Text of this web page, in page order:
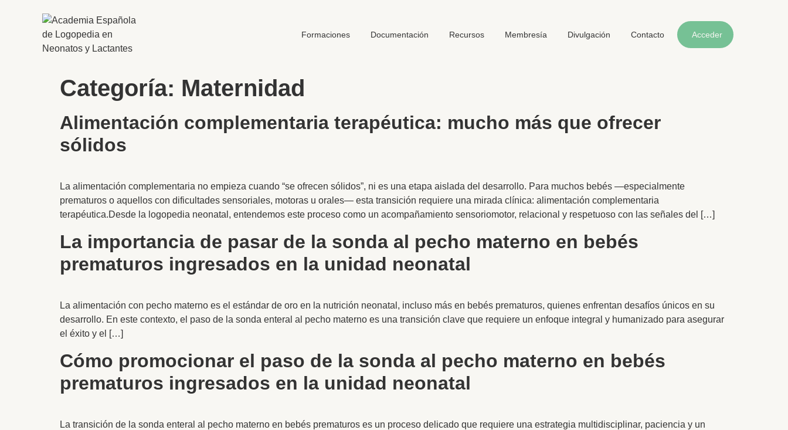
Formaciones Documentación Recursos Membresía Divulgación Contacto Acceder
Categoría: Maternidad
Alimentación complementaria terapéutica: mucho más que ofrecer
sólidos
La alimentación complementaria no empieza cuando “se ofrecen sólidos”, ni es una etapa aislada del desarrollo. Para muchos bebés —especialmente
prematuros o aquellos con dificultades sensoriales, motoras u orales— esta transición requiere una mirada clínica: alimentación complementaria
terapéutica.Desde la logopedia neonatal, entendemos este proceso como un acompañamiento sensoriomotor, relacional y respetuoso con las señales del […]
La importancia de pasar de la sonda al pecho materno en bebés
prematuros ingresados en la unidad neonatal
La alimentación con pecho materno es el estándar de oro en la nutrición neonatal, incluso más en bebés prematuros, quienes enfrentan desafíos únicos en su
desarrollo. En este contexto, el paso de la sonda enteral al pecho materno es una transición clave que requiere un enfoque integral y humanizado para asegurar
el éxito y el […]
Cómo promocionar el paso de la sonda al pecho materno en bebés
prematuros ingresados en la unidad neonatal
La transición de la sonda enteral al pecho materno en bebés prematuros es un proceso delicado que requiere una estrategia multidisciplinar, paciencia y un